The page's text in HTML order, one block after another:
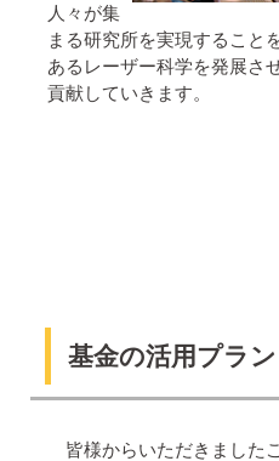
人々が集
まる研究所を実現すること
あるレーザー科学を発展さ
貢献していきます。
基金の活用プラン
皆様からいただきました